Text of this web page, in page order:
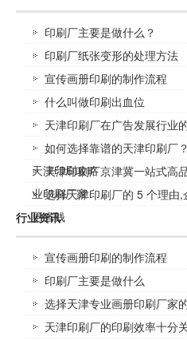
印刷厂主要是做什么？
印刷厂纸张变形的处理方法
宣传画册印刷的制作流程
什么叫做印刷出血位
天津印刷厂在广告发展行业
如何选择靠谱的天津印刷厂
天津印刷攻略
天津印刷厂京津冀一站式高
业印刷厂家
选择天津印刷厂的 5 个理由
更省钱
行业资讯
宣传画册印刷的制作流程
印刷厂主要是做什么
选择天津专业画册印刷厂家
天津印刷厂的印刷效率十分